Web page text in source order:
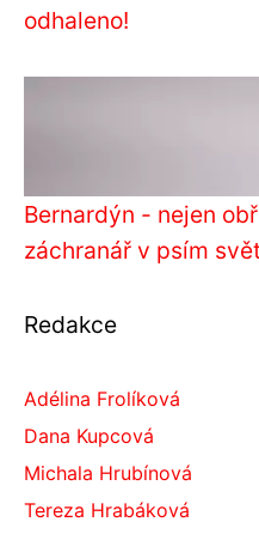
odhaleno!
Bernardýn - nejen
záchranář v psím
Redakce
Adélina Frolíková
Dana Kupcová
Michala Hrubínová
Tereza Hrabáková